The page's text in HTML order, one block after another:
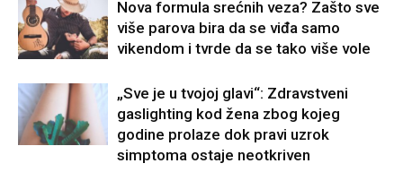
Nova formula srećnih veza? Zašto sve
više parova bira da se viđa samo
vikendom i tvrde da se tako više vole
„Sve je u tvojoj glavi“: Zdravstveni
gaslighting kod žena zbog kojeg
godine prolaze dok pravi uzrok
simptoma ostaje neotkriven